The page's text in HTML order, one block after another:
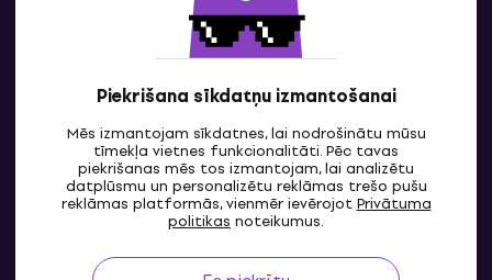
Piekrišana sīkdatņu izmantošanai
Mēs izmantojam sīkdatnes, lai nodrošinātu mūsu
tīmekļa vietnes funkcionalitāti. Pēc tavas
piekrišanas mēs tos izmantojam, lai analizētu
datplūsmu un personalizētu reklāmas trešo pušu
reklāmas platformās, vienmēr ievērojotPrivātuma
politikas noteikumus.
LV